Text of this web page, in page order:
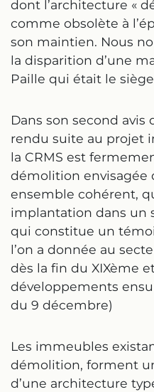
dont l’architecture «
comme obsolète à
son maintien. Nous
la disparition d’une
Paille qui était le
Dans son second
rendu suite au projet
la CRMS est
démolition envisagée
ensemble cohérent,
implantation dans un
qui constitue un
l’on a donnée au
dès la fin du XIXème
développements
du 9 décembre)
Les immeubles
démolition, forment
d’une architecture